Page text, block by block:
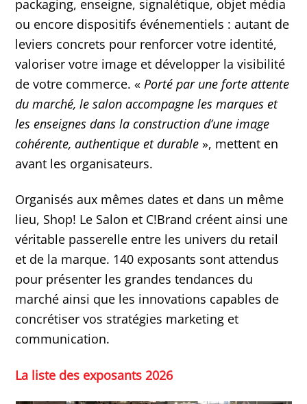
packaging, enseigne, signalétique, objet média
ou encore dispositifs événementiels : autant de
leviers concrets pour renforcer votre identité,
valoriser votre image et développer la visibilité
de votre commerce. «Porté par une forte attente
du marché, le salon accompagne les marques et
les enseignes dans la construction d’une image
cohérente, authentique et durable », mettent en
avant les organisateurs.
Organisés aux mêmes dates et dans un même
lieu, Shop! Le Salon et C!Brand créent ainsi une
véritable passerelle entre les univers du retail
et de la marque. 140 exposants sont attendus
pour présenter les grandes tendances du
marché ainsi que les innovations capables de
concrétiser vos stratégies marketing et
communication.
La liste des exposants 2026